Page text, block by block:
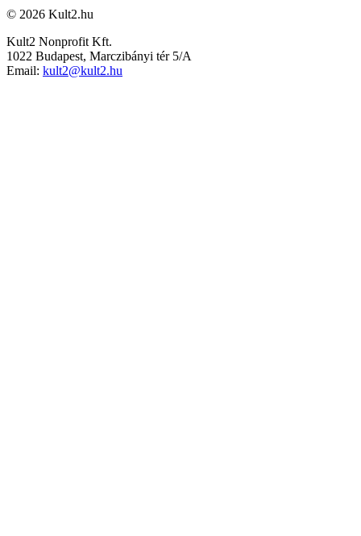
© 2026 Kult2.hu
Kult2 Nonprofit Kft.
1022 Budapest, Marczibányi tér 5/A
Email: kult2@kult2.hu